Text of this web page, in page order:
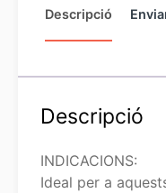
Descripció
Descripció
INDICACIONS:
Ideal per a